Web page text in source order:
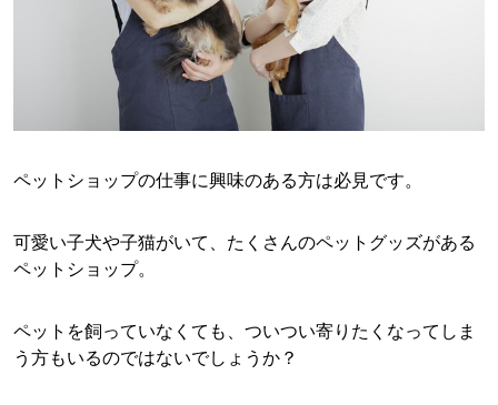
ペットショップの仕事に興味のある方は必見です。
可愛い子犬や子猫がいて、たくさんのペットグッズがある
ペットショップ。
ペットを飼っていなくても、ついつい寄りたくなってしま
う方もいるのではないでしょうか？